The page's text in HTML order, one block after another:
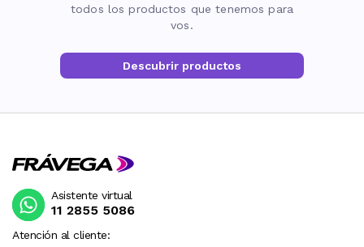
todos los productos que tenemos para
vos.
Descubrir productos
Atención al cliente:
Asistente virtual
11 2855 5086